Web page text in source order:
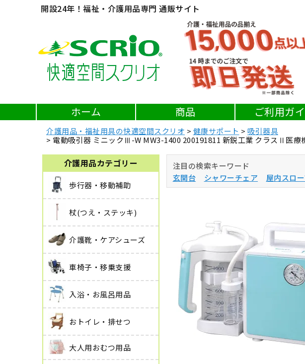
開設24年！福祉・介護用品専門 通販サイト
ホーム 商品 ご利用ガ
介護用品・福祉用具の快適空間スクリオ 健康サポート
吸引器具
電動吸引器 ミニックⅢ-W MW3-1400 200191811 新鋭工業 クラスⅡ医療
介護用品カテゴリー
歩行器・移動補助
杖(つえ・ステッキ)
介護靴・ケアシューズ
車椅子・移乗支援
入浴・お風呂用品
おトイレ・排せつ
大人用おむつ用品
注目の検索キーワード
玄関台
シャワーチェア 屋内スロ